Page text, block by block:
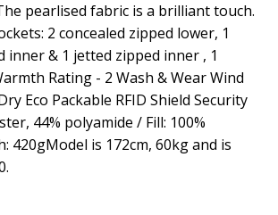
pearlised fabric is a brilliant touch.
2 concealed zipped lower, 1
inner & 1 jetted zipped inner , 1
Rating - 2 Wash & Wear Wind
Eco Packable RFID Shield Security
44% polyamide / Fill: 100%
420gModel is 172cm, 60kg and is